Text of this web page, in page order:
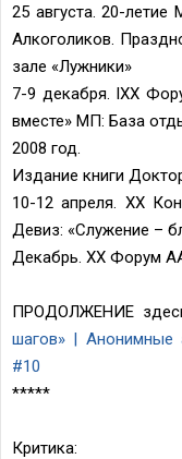
25 августа. 20-
Алкоголиков.
зале «Лужники»
7-9 декабря. IXX
вместе» МП: База
2008 год.
Издание книги
10-12 апреля. XX
Девиз: «Служение –
Декабрь. XX Форум
ПРОДОЛЖЕНИЕ
шагов» | Анонимные
#10
*****
Критика: